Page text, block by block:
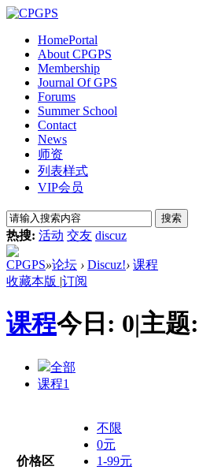
HomePortal
About CPGPS
Membership
Journal Of GPS
Forums
Summer School
Contact
News
师资
列表样式
VIP会员
搜索
热搜: 活动 交友 discuz
CPGPS»论坛 › Discuz!› 课程
收藏本版 |订阅
课程今日: 0|主题:
全部
课程1
价格区
不限
0元
1-99元